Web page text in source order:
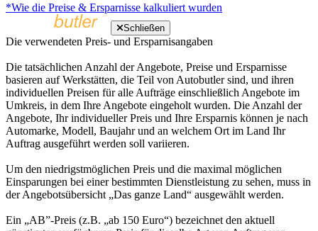
*Wie die Preise & Ersparnisse kalkuliert wurden
Schließen
Die verwendeten Preis- und Ersparnisangaben
Die tatsächlichen Anzahl der Angebote, Preise und Ersparnisse
basieren auf Werkstätten, die Teil von Autobutler sind, und ihren
individuellen Preisen für alle Aufträge einschließlich Angebote im
Umkreis, in dem Ihre Angebote eingeholt wurden. Die Anzahl der
Angebote, Ihr individueller Preis und Ihre Ersparnis können je nach
Automarke, Modell, Baujahr und an welchem Ort im Land Ihr
Auftrag ausgeführt werden soll variieren.
Um den niedrigstmöglichen Preis und die maximal möglichen
Einsparungen bei einer bestimmten Dienstleistung zu sehen, muss in
der Angebotsübersicht „Das ganze Land“ ausgewählt werden.
Ein „AB”-Preis (z.B. „ab 150 Euro“) bezeichnet den aktuell